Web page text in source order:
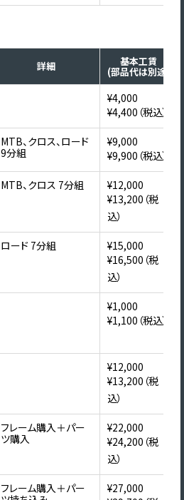
詳細 基本工賃
(部品代は別途)
¥4,000
¥4,400（税込）
MTB、クロス、ロード
9分組
¥9,000
¥9,900（税込）
MTB、クロス 7分組
¥12,000
¥13,200（税
込）
ロード 7分組
¥15,000
¥16,500（税
込）
¥1,000
¥1,100（税込）
¥12,000
¥13,200（税
込）
フレーム購入＋パー
ツ購入
¥22,000
¥24,200（税
込）
フレーム購入＋パー
¥27,000